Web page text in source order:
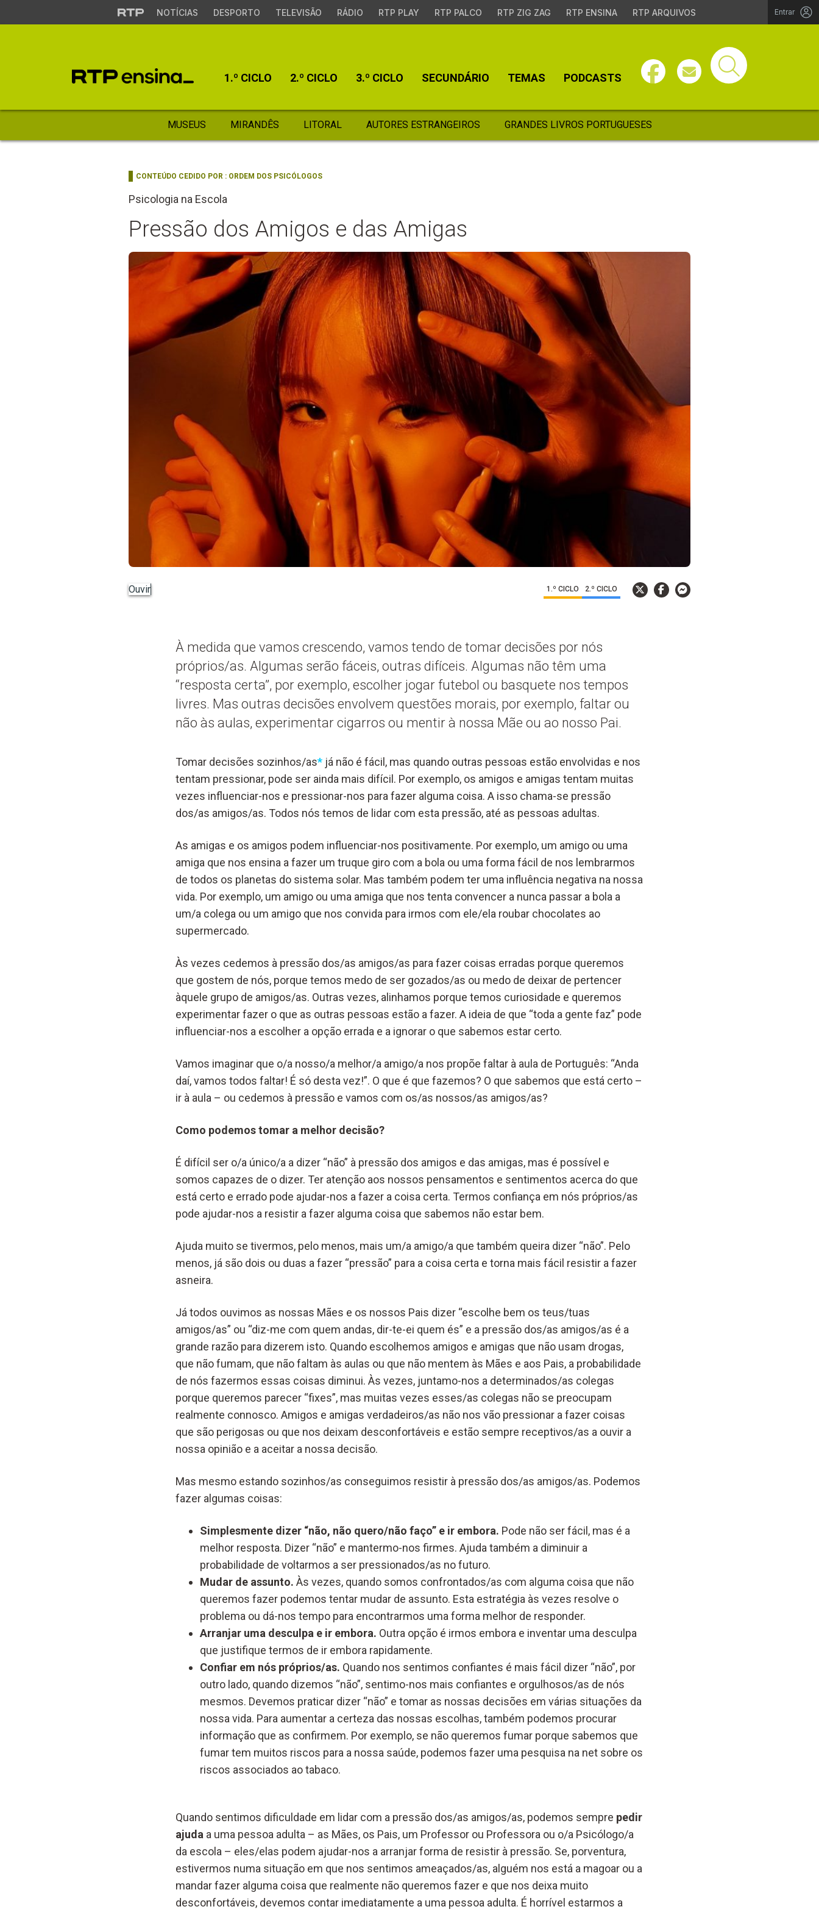
NOTÍCIAS DESPORTO TELEVISÃO RÁDIO RTP PLAY RTP PALCO RTP ZIG ZAG RTP ENSINA RTP ARQUIVOS Entrar
1.º CICLO 2.º CICLO 3.º CICLO SECUNDÁRIO TEMAS PODCASTS
MUSEUS MIRANDÊS LITORAL AUTORES ESTRANGEIROS GRANDES LIVROS PORTUGUESES
CONTEÚDO CEDIDO POR : ORDEM DOS PSICÓLOGOS
Psicologia na Escola
Pressão dos Amigos e das Amigas
Ouvir 1.º CICLO 2.º CICLO
À medida que vamos crescendo, vamos tendo de tomar decisões por nós
próprios/as. Algumas serão fáceis, outras difíceis. Algumas não têm uma
“resposta certa”, por exemplo, escolher jogar futebol ou basquete nos tempos
livres. Mas outras decisões envolvem questões morais, por exemplo, faltar ou
não às aulas, experimentar cigarros ou mentir à nossa Mãe ou ao nosso Pai.
Tomar decisões sozinhos/as* já não é fácil, mas quando outras pessoas estão envolvidas e nos
tentam pressionar, pode ser ainda mais difícil. Por exemplo, os amigos e amigas tentam muitas
vezes influenciar-nos e pressionar-nos para fazer alguma coisa. A isso chama-se pressão
dos/as amigos/as. Todos nós temos de lidar com esta pressão, até as pessoas adultas.
As amigas e os amigos podem influenciar-nos positivamente. Por exemplo, um amigo ou uma
amiga que nos ensina a fazer um truque giro com a bola ou uma forma fácil de nos lembrarmos
de todos os planetas do sistema solar. Mas também podem ter uma influência negativa na nossa
vida. Por exemplo, um amigo ou uma amiga que nos tenta convencer a nunca passar a bola a
um/a colega ou um amigo que nos convida para irmos com ele/ela roubar chocolates ao
supermercado.
Às vezes cedemos à pressão dos/as amigos/as para fazer coisas erradas porque queremos
que gostem de nós, porque temos medo de ser gozados/as ou medo de deixar de pertencer
àquele grupo de amigos/as. Outras vezes, alinhamos porque temos curiosidade e queremos
experimentar fazer o que as outras pessoas estão a fazer. A ideia de que “toda a gente faz” pode
influenciar-nos a escolher a opção errada e a ignorar o que sabemos estar certo.
Vamos imaginar que o/a nosso/a melhor/a amigo/a nos propõe faltar à aula de Português: “Anda
daí, vamos todos faltar! É só desta vez!”. O que é que fazemos? O que sabemos que está certo –
ir à aula – ou cedemos à pressão e vamos com os/as nossos/as amigos/as?
Como podemos tomar a melhor decisão?
É difícil ser o/a único/a a dizer “não” à pressão dos amigos e das amigas, mas é possível e
somos capazes de o dizer. Ter atenção aos nossos pensamentos e sentimentos acerca do que
está certo e errado pode ajudar-nos a fazer a coisa certa. Termos confiança em nós próprios/as
pode ajudar-nos a resistir a fazer alguma coisa que sabemos não estar bem.
Ajuda muito se tivermos, pelo menos, mais um/a amigo/a que também queira dizer “não”. Pelo
menos, já são dois ou duas a fazer “pressão” para a coisa certa e torna mais fácil resistir a fazer
asneira.
Já todos ouvimos as nossas Mães e os nossos Pais dizer “escolhe bem os teus/tuas
amigos/as” ou “diz-me com quem andas, dir-te-ei quem és” e a pressão dos/as amigos/as é a
grande razão para dizerem isto. Quando escolhemos amigos e amigas que não usam drogas,
que não fumam, que não faltam às aulas ou que não mentem às Mães e aos Pais, a probabilidade
de nós fazermos essas coisas diminui. Às vezes, juntamo-nos a determinados/as colegas
porque queremos parecer “fixes”, mas muitas vezes esses/as colegas não se preocupam
realmente connosco. Amigos e amigas verdadeiros/as não nos vão pressionar a fazer coisas
que são perigosas ou que nos deixam desconfortáveis e estão sempre receptivos/as a ouvir a
nossa opinião e a aceitar a nossa decisão.
Mas mesmo estando sozinhos/as conseguimos resistir à pressão dos/as amigos/as. Podemos
fazer algumas coisas:
Simplesmente dizer “não, não quero/não faço” e ir embora. Pode não ser fácil, mas é a
melhor resposta. Dizer “não” e mantermo-nos firmes. Ajuda também a diminuir a
probabilidade de voltarmos a ser pressionados/as no futuro.
Mudar de assunto. Às vezes, quando somos confrontados/as com alguma coisa que não
queremos fazer podemos tentar mudar de assunto. Esta estratégia às vezes resolve o
problema ou dá-nos tempo para encontrarmos uma forma melhor de responder.
Arranjar uma desculpa e ir embora. Outra opção é irmos embora e inventar uma desculpa
que justifique termos de ir embora rapidamente.
Confiar em nós próprios/as. Quando nos sentimos confiantes é mais fácil dizer “não”, por
outro lado, quando dizemos “não”, sentimo-nos mais confiantes e orgulhosos/as de nós
mesmos. Devemos praticar dizer “não” e tomar as nossas decisões em várias situações da
nossa vida. Para aumentar a certeza das nossas escolhas, também podemos procurar
informação que as confirmem. Por exemplo, se não queremos fumar porque sabemos que
fumar tem muitos riscos para a nossa saúde, podemos fazer uma pesquisa na net sobre os
riscos associados ao tabaco.
Quando sentimos dificuldade em lidar com a pressão dos/as amigos/as, podemos sempre pedir
ajudaa uma pessoa adulta – as Mães, os Pais, um Professor ou Professora ou o/a Psicólogo/a
da escola – eles/elas podem ajudar-nos a arranjar forma de resistir à pressão. Se, porventura,
estivermos numa situação em que nos sentimos ameaçados/as, alguém nos está a magoar ou a
mandar fazer alguma coisa que realmente não queremos fazer e que nos deixa muito
desconfortáveis, devemos contar imediatamente a uma pessoa adulta. É horrível estarmos a